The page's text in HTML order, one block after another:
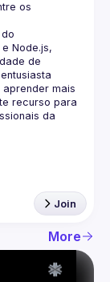
os
Node.js,
de
mais
recurso para
da
Join
More